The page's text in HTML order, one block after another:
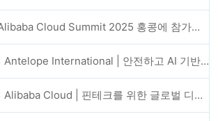
eSignGlobal, Alibaba Cloud Summit 2025 홍콩에 참가해 AI 기반 클라우드 혁신과 디지털 신뢰를 강화
eSignGlobal × Antelope International | 안전하고 AI 기반의 디지털 워크플로우 발전 추진
eSignGlobal × Alibaba Cloud | 핀테크를 위한 글로벌 디지털 신뢰 강화를 위해 협력